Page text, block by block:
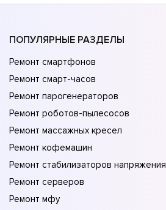
ПОПУЛЯРНЫЕ РАЗДЕЛЫ
Ремонт смартфонов
Ремонт смарт-часов
Ремонт парогенераторов
Ремонт роботов-пылесосов
Ремонт массажных кресел
Ремонт кофемашин
Ремонт стабилизаторов напряжения
Ремонт серверов
Ремонт мфу